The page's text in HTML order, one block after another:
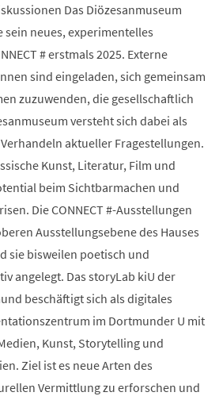
Das Diözesanmuseum
neues, experimentelles
# erstmals 2025. Externe
sind eingeladen, sich gemeinsam
zuzuwenden, die gesellschaftlich
versteht sich dabei als
aktueller Fragestellungen.
Kunst, Literatur, Film und
beim Sichtbarmachen und
Die CONNECT #-Ausstellungen
Ausstellungsebene des Hauses
sie bisweilen poetisch und
angelegt. Das storyLab kiU der
beschäftigt sich als digitales
im Dortmunder U mit
Kunst, Storytelling und
Ziel ist es neue Arten des
Vermittlung zu erforschen und